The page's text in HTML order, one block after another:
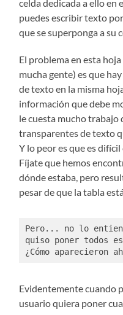
celda dedicada a ello en
puedes escribir texto
que se superponga a su
El problema en esta
mucha gente) es que
de texto en la misma
información que debe
le cuesta mucho
transparentes de texto
Y lo peor es que es
Fíjate que hemos
dónde estaba, pero
pesar de que la tabla
Pero... no lo
quiso poner todos
¿Cómo aparecieron
Evidentemente cuando
usuario quiera poner